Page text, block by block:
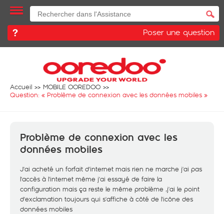
Poser une question
Accueil
MOBILE OOREDOO
Question: « Problème de connexion avec les données mobiles »
Problème de connexion avec les
données mobiles
J'ai acheté un forfait d'internet mais rien ne marche j'ai pas
l'accès à l'internet même j'ai essayé de faire la
configuration mais ça reste le même problème ,j'ai le point
d'exclamation toujours qui s'affiche à côté de l'icône des
données mobiles